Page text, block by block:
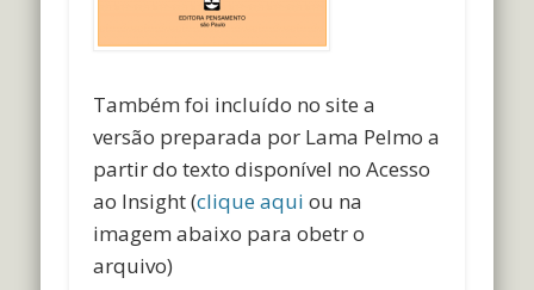
Também foi incluído no site a
versão preparada por Lama Pelmo a
partir do texto disponível no Acesso
ao Insight (clique aqui ou na
imagem abaixo para obetr o
arquivo)